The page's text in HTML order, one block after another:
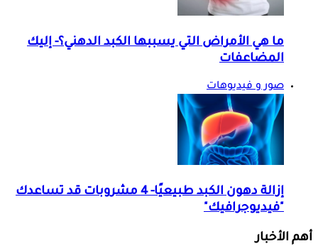
ما هي الأمراض التي يسببها الكبد الدهني؟- إليك
المضاعفات
صور و فيديوهات
إزالة دهون الكبد طبيعيًا- 4 مشروبات قد تساعدك
"فيديوجرافيك"
أهم الأخبار